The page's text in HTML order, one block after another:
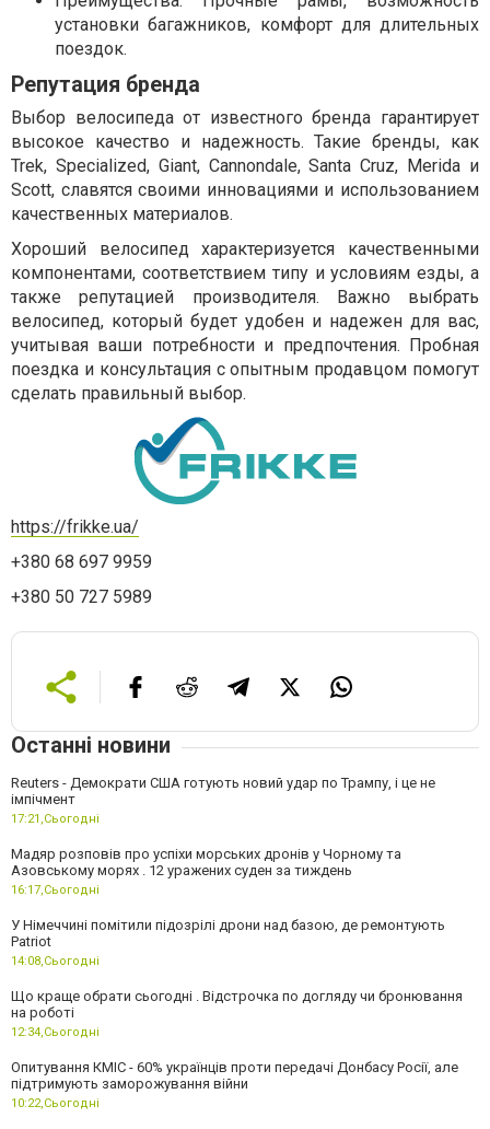
установки багажников, комфорт для длительных
поездок.
Репутация бренда
Выбор велосипеда от известного бренда гарантирует
высокое качество и надежность. Такие бренды, как
Trek, Specialized, Giant, Cannondale, Santa Cruz, Merida и
Scott, славятся своими инновациями и использованием
качественных материалов.
Хороший велосипед характеризуется качественными
компонентами, соответствием типу и условиям езды, а
также репутацией производителя. Важно выбрать
велосипед, который будет удобен и надежен для вас,
учитывая ваши потребности и предпочтения. Пробная
поездка и консультация с опытным продавцом помогут
сделать правильный выбор.
https://frikke.ua/
+380 68 697 9959
+380 50 727 5989
Останні новини
Reuters - Демократи США готують новий удар по Трампу, і це не
імпічмент
17:21,Сьогодні
Мадяр розповів про успіхи морських дронів у Чорному та
Азовському морях . 12 уражених суден за тиждень
16:17,Сьогодні
У Німеччині помітили підозрілі дрони над базою, де ремонтують
Patriot
14:08,Сьогодні
Що краще обрати сьогодні . Відстрочка по догляду чи бронювання
на роботі
12:34,Сьогодні
Опитування КМІС - 60% українців проти передачі Донбасу Росії, але
підтримують заморожування війни
10:22,Сьогодні